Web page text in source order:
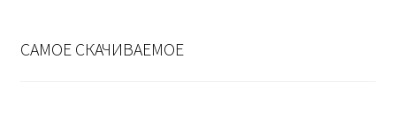
САМОЕ СКАЧИВАЕМОЕ